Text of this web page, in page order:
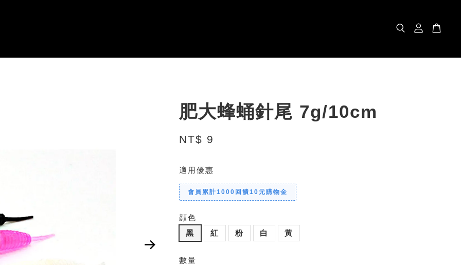
肥大蜂蛹針尾 7g/10cm
NT$ 9
適用優惠
會員累計1000回饋10元購物金
顔色
黑
紅 粉 白 黃
數量